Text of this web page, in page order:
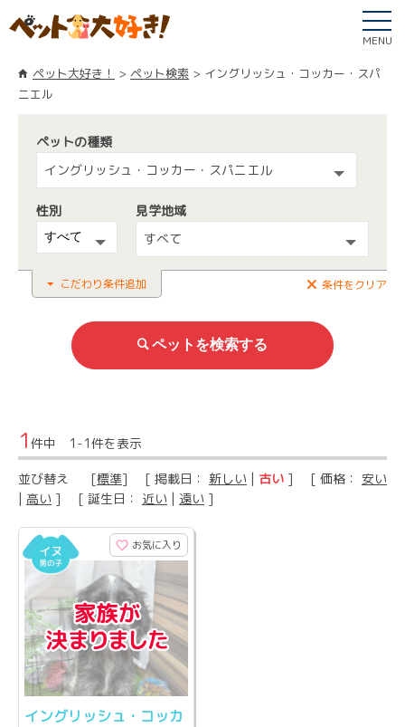
MENU
ペット大好き！ ペット検索
イングリッシュ・コッカー・スパ
ニエル
ペットの種類
イングリッシュ・コッカー・スパニエル
性別
見学地域
すべて
こだわり条件追加 条件をクリア
1 件中 1-1件を表示
並び替え [標準] [ 掲載日： 新しい | 古い ] [ 価格： 安い
| 高い ] [ 誕生日： 近い | 遠い ]
お気に入り
イングリッシュ・コッカ